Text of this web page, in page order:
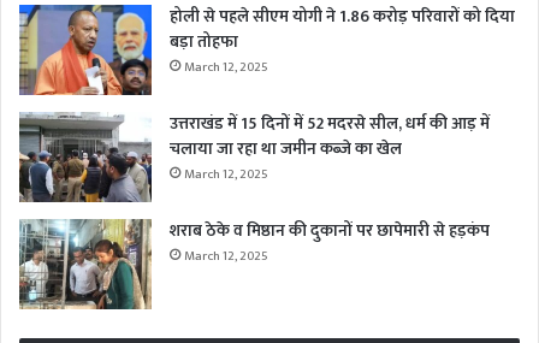
होली से पहले सीएम योगी ने 1.86 करोड़ परिवारों को दिया
बड़ा तोहफा
March 12, 2025
उत्तराखंड में 15 दिनों में 52 मदरसे सील, धर्म की आड़ में
चलाया जा रहा था जमीन कब्जे का खेल
March 12, 2025
शराब ठेके व मिष्ठान की दुकानों पर छापेमारी से हड़कंप
March 12, 2025